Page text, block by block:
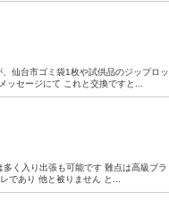
仙台市ゴミ袋1枚や試供品のジップロッ
ッセージにて これと交換ですと...
く入り出張も可能です 難点は高級ブラ
であり 他と被りません と...